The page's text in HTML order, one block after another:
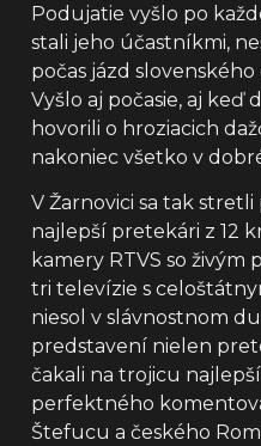
Podujatie vyšlo po
stali jeho účastníkmi,
počas jázd
Vyšlo aj počasie, aj
hovorili o hroziacich
nakoniec všetko v
V Žarnovici sa tak
najlepší pretekári z 12
kamery RTVS so živým
tri televízie s
niesol v slávnostnom
predstavení nielen
čakali na trojicu
perfektného
Štefucu a českého